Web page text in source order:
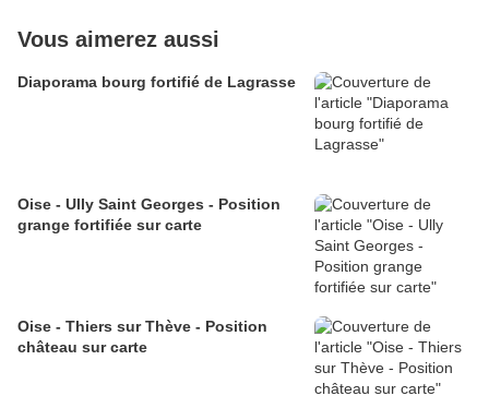
Vous aimerez aussi
Diaporama bourg fortifié de Lagrasse
Oise - Ully Saint Georges - Position
grange fortifiée sur carte
Oise - Thiers sur Thève - Position
château sur carte